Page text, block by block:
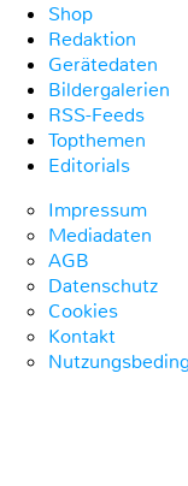
Shop
Redaktion
Gerätedaten
Bildergalerien
RSS-Feeds
Topthemen
Editorials
Impressum
Mediadaten
AGB
Datenschutz
Cookies
Kontakt